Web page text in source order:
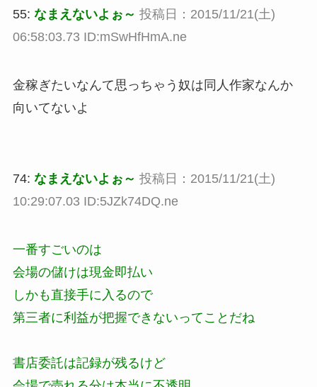
55: なまえないよぉ～ 投稿日：2015/11/21(土)
06:58:03.73 ID:mSwHfHmA.ne
金稼ぎたいなんて思っちゃう奴は同人作家なんか
向いてないよ
74: なまえないよぉ～ 投稿日：2015/11/21(土)
10:29:07.03 ID:5JZk74DQ.ne
一番すごいのは
会場の儲けは現金即払い
しかも直接手に入るので
第三者に利益が把握できないってことだね
書店委託は記録が残るけど